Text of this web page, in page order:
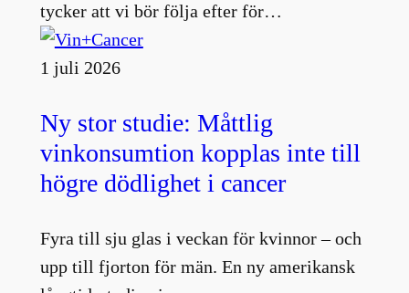
tycker att vi bör följa efter för…
1 juli 2026
Ny stor studie: Måttlig
vinkonsumtion kopplas inte till
högre dödlighet i cancer
Fyra till sju glas i veckan för kvinnor – och
upp till fjorton för män. En ny amerikansk